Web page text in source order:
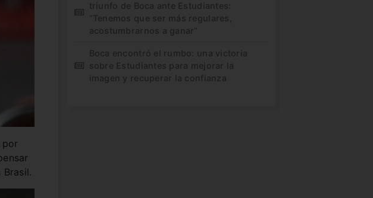
triunfo de Boca ante Estudiantes:
“Tenemos que ser más regulares,
acostumbrarnos a ganar”
Boca encontró el rumbo: una victoria
sobre Estudiantes para mejorar la
imagen y recuperar la confianza